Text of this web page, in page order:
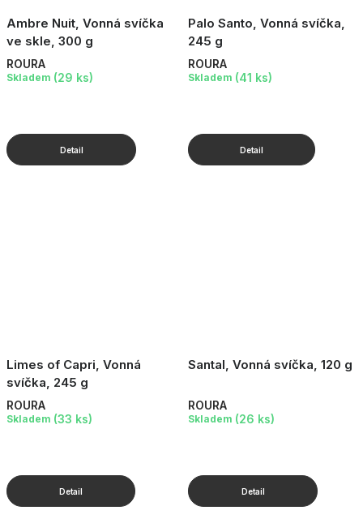
Ambre Nuit, Vonná svíčka
ve skle, 300 g
ROURA
Skladem (29 ks)
Palo Santo, Vonná svíčka,
245 g
ROURA
Skladem (41 ks)
Limes of Capri, Vonná
svíčka, 245 g
ROURA
Skladem (33 ks)
Santal, Vonná svíčka, 120 g
ROURA
Skladem (26 ks)